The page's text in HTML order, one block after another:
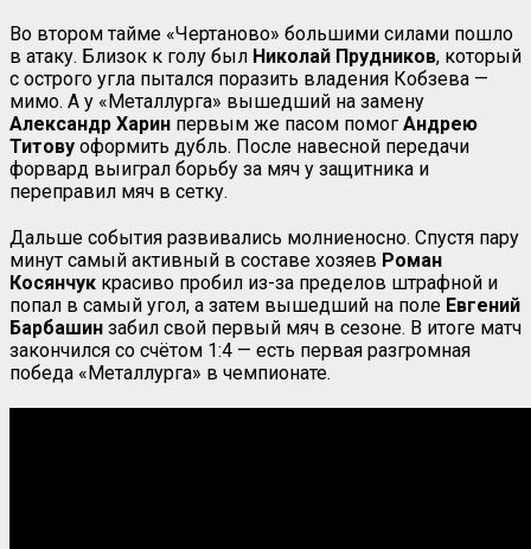
Во втором тайме «Чертаново» большими силами пошло
в атаку. Близок к голу был Николай Прудников, который
с острого угла пытался поразить владения Кобзева —
мимо. А у «Металлурга» вышедший на замену
Александр Харин первым же пасом помог Андрею
Титову оформить дубль. После навесной передачи
форвард выиграл борьбу за мяч у защитника и
переправил мяч в сетку.
Дальше события развивались молниеносно. Спустя пару
минут самый активный в составе хозяев Роман
Косянчук красиво пробил из-за пределов штрафной и
попал в самый угол, а затем вышедший на поле Евгений
Барбашин забил свой первый мяч в сезоне. В итоге матч
закончился со счётом 1:4 — есть первая разгромная
победа «Металлурга» в чемпионате.